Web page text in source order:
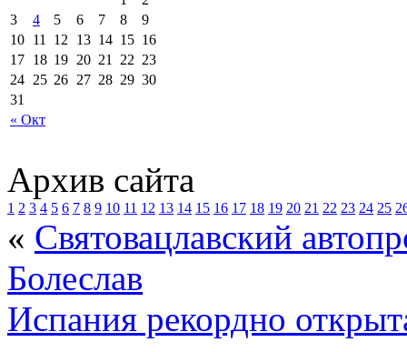
« Окт
3
4 5 6 7 8
9
10 11 12 13 14 15 16
17 18 19 20 21 22 23
24 25 26 27 28 29 30
31
Архив сайта
1 2 3 4 5 6 7 8 9 10 11 12 13 14 15 16 17 18 19 20 21 22 23 24 25
« Святовацлавский
Болеслав
Испания рекордно